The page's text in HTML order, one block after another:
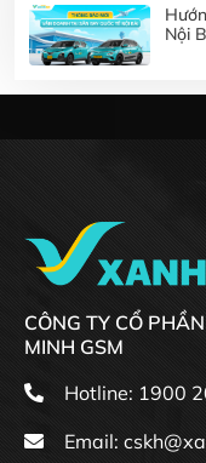
Nội
CÔNG TY CỔ
MINH GSM
Hotline: 1900
Email: